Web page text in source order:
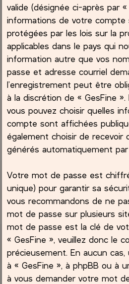
valide (désignée ci-après par
informations de votre compte
protégées par les lois sur la
applicables dans le pays qui
information autre que vos
passe et adresse courriel
l’enregistrement peut être
à la discrétion de « GesFine
vous pouvez choisir quelles
compte sont affichées
également choisir de recevoir
générés automatiquement par
Votre mot de passe est
unique) pour garantir sa
vous recommandons de ne
mot de passe sur plusieurs
mot de passe est la clé de
« GesFine », veuillez donc le
précieusement. En aucun
à « GesFine », à phpBB ou à
à vous demander votre mot